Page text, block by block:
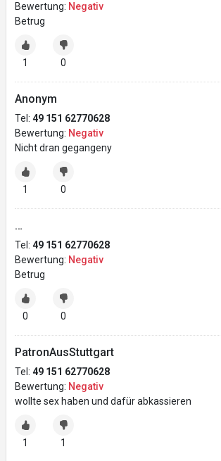
Bewertung: Negativ
Betrug
1 0
Anonym
Tel: 49 151 62770628
Bewertung: Negativ
Nicht dran gegangeny
1 0
…
Tel: 49 151 62770628
Bewertung: Negativ
Betrug
0 0
PatronAusStuttgart
Tel: 49 151 62770628
Bewertung: Negativ
wollte sex haben und dafür abkassieren
1 1